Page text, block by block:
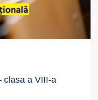
clasa a VIII-a